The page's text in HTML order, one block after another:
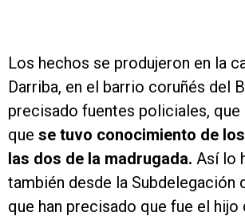
Los hechos se produjeron en la
Darriba, en el barrio coruñés del
precisado fuentes policiales, que
que se tuvo conocimiento de
las dos de la madrugada. Así lo
también desde la Subdelegación
que han precisado que fue el hijo